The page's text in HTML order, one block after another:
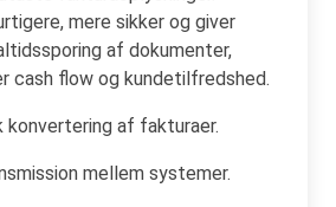
mere sikker og giver
af dokumenter,
cash flow og kundetilfredshed.
konvertering af fakturaer.
mellem systemer.